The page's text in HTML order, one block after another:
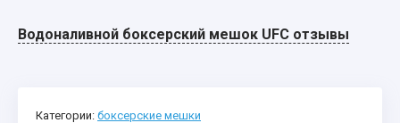
Водоналивной боксерский мешок UFC отзывы
Категории: боксерские мешки